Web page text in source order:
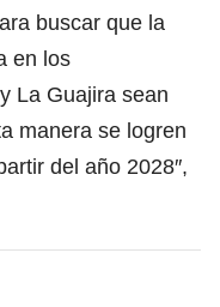
buscar que la
en los
La Guajira sean
manera se logren
del año 2028″,